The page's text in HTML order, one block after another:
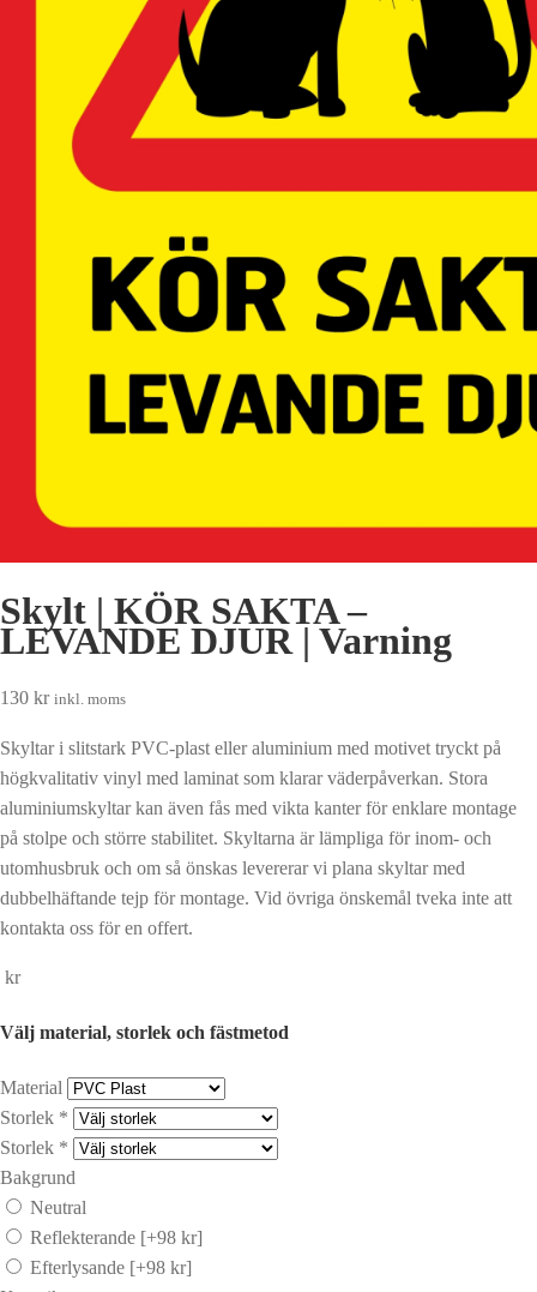
Skylt | KÖR SAKTA –
LEVANDE DJUR | Varning
130 kr inkl. moms
Skyltar i slitstark PVC-plast eller aluminium med motivet tryckt på
högkvalitativ vinyl med laminat som klarar väderpåverkan. Stora
aluminiumskyltar kan även fås med vikta kanter för enklare montage
på stolpe och större stabilitet. Skyltarna är lämpliga för inom- och
utomhusbruk och om så önskas levererar vi plana skyltar med
dubbelhäftande tejp för montage. Vid övriga önskemål tveka inte att
kontakta oss för en offert.
kr
Välj material, storlek och fästmetod
Material
Storlek *
Storlek *
Bakgrund
Neutral
Reflekterande [+98 kr]
Efterlysande [+98 kr]